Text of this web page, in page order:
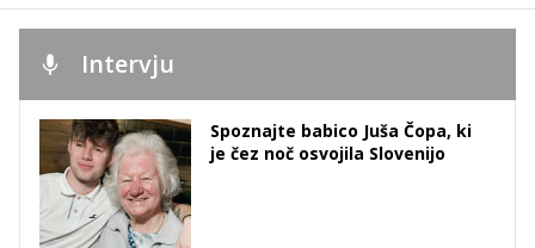
Intervju
Spoznajte babico Juša Čopa, ki
je čez noč osvojila Slovenijo